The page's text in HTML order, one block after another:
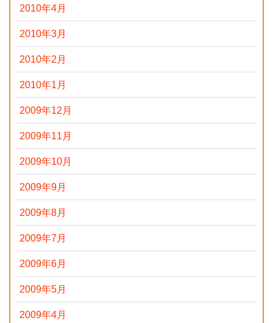
2010年4月
2010年3月
2010年2月
2010年1月
2009年12月
2009年11月
2009年10月
2009年9月
2009年8月
2009年7月
2009年6月
2009年5月
2009年4月